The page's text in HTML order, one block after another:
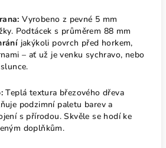
Vyrobeno z pevné 5 mm
Podtácek s průměrem 88 mm
jakýkoli povrch před horkem,
– ať už je venku sychravo, nebo
Teplá textura březového dřeva
podzimní paletu barev a
s přírodou. Skvěle se hodí ke
doplňkům.